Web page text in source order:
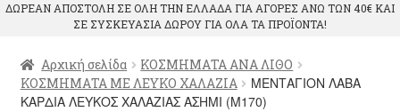
ΠΡΟΙΟΝΤΑ
ΙΔΙΟΤΗΤΕΣ ΚΡΥΣΤΑΛΛΩΝ
υπό-
ΔΩΡΕΑΝ ΑΠΟΣΤΟΛΗ ΣΕ ΟΛΗ ΤΗΝ ΕΛΛΑΔΑ ΓΙΑ ΑΓΟΡΕΣ ΑΝΩ ΤΩΝ 40€ ΚΑΙ
ΣΕ ΣΥΣΚΕΥΑΣΙΑ ΔΩΡΟΥ ΓΙΑ ΟΛΑ ΤΑ ΠΡΟΪΟΝΤΑ!
Αρχική σελίδα
ΚΟΣΜΗΜΑΤΑ ΑΝΑ ΛΙΘΟ
ΚΟΣΜΗΜΑΤΑ ΜΕ ΛΕΥΚΟ ΧΑΛΑΖΙΑ
ΜΕΝΤΑΓΙΟΝ ΛΑΒΑ
ΚΑΡΔΙΑ ΛΕΥΚΟΣ ΧΑΛΑΖΙΑΣ ΑΣΗΜΙ (M170)